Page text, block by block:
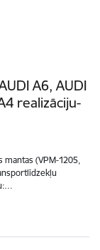
A6, AUDI
realizāciju-
(VPM-1205,